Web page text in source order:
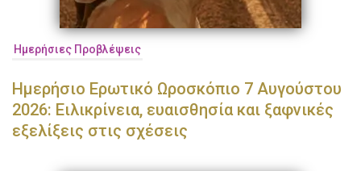
Ημερήσιες Προβλέψεις
Ημερήσιο Ερωτικό Ωροσκόπιο 7 Αυγούστου
2026: Ειλικρίνεια, ευαισθησία και ξαφνικές
εξελίξεις στις σχέσεις